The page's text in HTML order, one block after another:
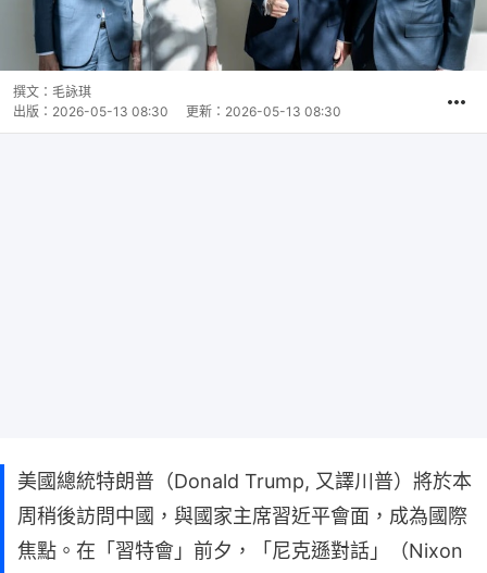
撰文： 毛詠琪
出版： 2026-05-13 08:30 更新： 2026-05-13 08:30
美國總統特朗普（Donald Trump, 又譯川普）將於本
周稍後訪問中國，與國家主席習近平會面，成為國際
焦點。在「習特會」前夕，「尼克遜對話」（Nixon